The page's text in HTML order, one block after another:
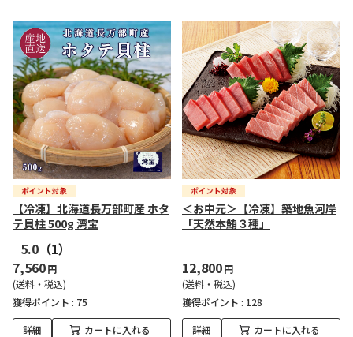
【冷凍】北海道長万部町産 ホタ
テ貝柱 500g 湾宝
5.0 （1）
7,560円
(送料・税込)
獲得ポイント : 75
詳細 カートに入れる
＜お中元＞【冷凍】築地魚河岸
「天然本鮪３種」
12,800円
(送料・税込)
獲得ポイント : 128
詳細 カートに入れる